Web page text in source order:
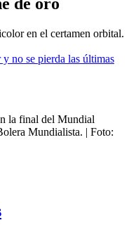
de oro
en el certamen orbital.
no se pierda las últimas
la final del Mundial
Mundialista. | Foto: